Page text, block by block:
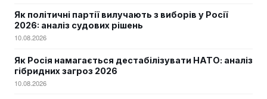
Як політичні партії вилучають з виборів у Росії
2026: аналіз судових рішень
10.08.2026
Як Росія намагається дестабілізувати НАТО: аналіз
гібридних загроз 2026
10.08.2026